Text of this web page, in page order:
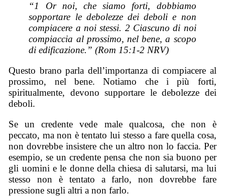
“1 Or noi, che siamo forti, dobbiamo
sopportare le debolezze dei deboli e non
compiacere a noi stessi. 2 Ciascuno di noi
compiaccia al prossimo, nel bene, a scopo
di edificazione.” (Rom 15:1-2 NRV)
Questo brano parla dell’importanza di compiacere al
prossimo, nel bene. Notiamo che i più forti,
spiritualmente, devono supportare le debolezze dei
deboli.
Se un credente vede male qualcosa, che non è
peccato, ma non è tentato lui stesso a fare quella cosa,
non dovrebbe insistere che un altro non lo faccia. Per
esempio, se un credente pensa che non sia buono per
gli uomini e le donne della chiesa di salutarsi, ma lui
stesso non è tentato a farlo, non dovrebbe fare
pressione sugli altri a non farlo.